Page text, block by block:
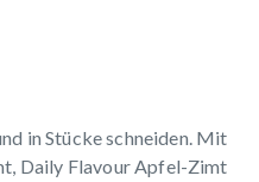
in Stücke schneiden. Mit
Daily Flavour Apfel-Zimt